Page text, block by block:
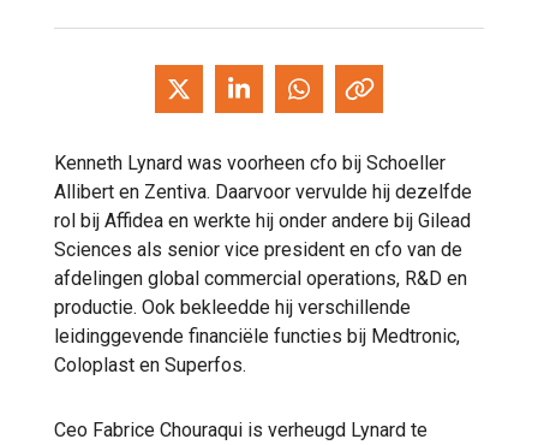
Kenneth Lynard was voorheen cfo bij Schoeller
Allibert en Zentiva. Daarvoor vervulde hij dezelfde
rol bij Affidea en werkte hij onder andere bij Gilead
Sciences als senior vice president en cfo van de
afdelingen global commercial operations, R&D en
productie. Ook bekleedde hij verschillende
leidinggevende financiële functies bij Medtronic,
Coloplast en Superfos.
Ceo Fabrice Chouraqui is verheugd Lynard te